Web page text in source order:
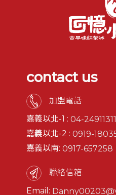
contact us
加盟電話
嘉義以北-1 :04-24911311
嘉義以北-2 :0919-
嘉義以南:0917-657258
聯絡信箱.
Email: